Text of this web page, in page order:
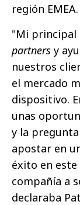
región
"Mi principal
partners y
nuestros
el mercado
dispositivo.
unas
y la
apostar en
éxito en este
compañía a
declaraba